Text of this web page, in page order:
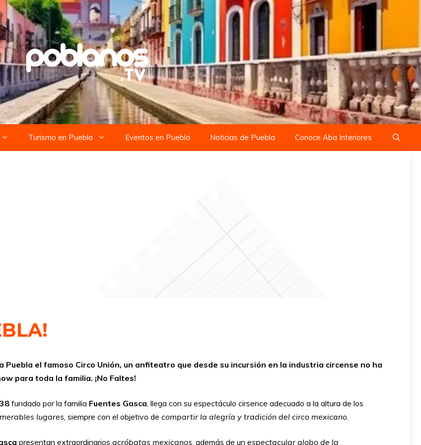
Turismo en Puebla Eventos en Puebla Noticias de Puebla Conoce Aba Interiores
el famoso Circo Unión, un anfiteatro que desde su incursión en la industria circense no ha
para toda la familia. ¡No Faltes!
fundado por la familia Fuentes Gasca, llega con su espectáculo cirsence adecuado a la altura de los
lugares, siempre con el objetivo de compartir la alegría y tradición del circo mexicano.
presentan extraordinarios acróbatas mexicanos, además de un espectacular globo de la